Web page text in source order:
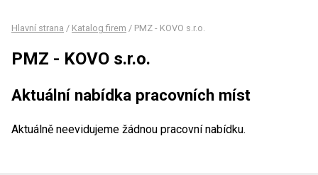
Hlavní strana / Katalog firem / PMZ - KOVO s.r.o.
PMZ - KOVO s.r.o.
Aktuální nabídka pracovních míst
Aktuálně neevidujeme žádnou pracovní nabídku.